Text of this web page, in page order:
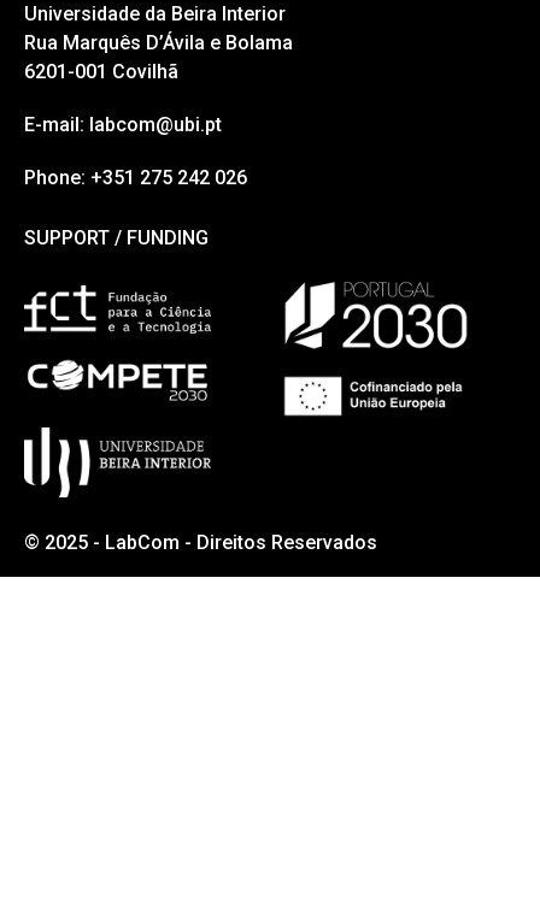
Universidade da Beira Interior
Rua Marquês D’Ávila e Bolama
6201-001 Covilhã
E-mail: labcom@ubi.pt
Phone: +351 275 242 026
SUPPORT / FUNDING
© 2025 - LabCom - Direitos Reservados